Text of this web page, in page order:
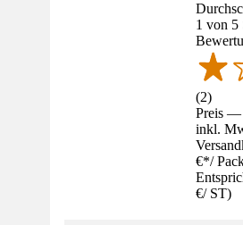
1 von 5
(2)
Preis —
inkl.
€*/
€/ ST)